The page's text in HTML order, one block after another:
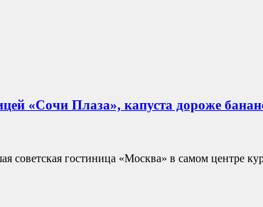
«Сочи Плаза», капуста дороже
гостиница «Москва» в самом центре